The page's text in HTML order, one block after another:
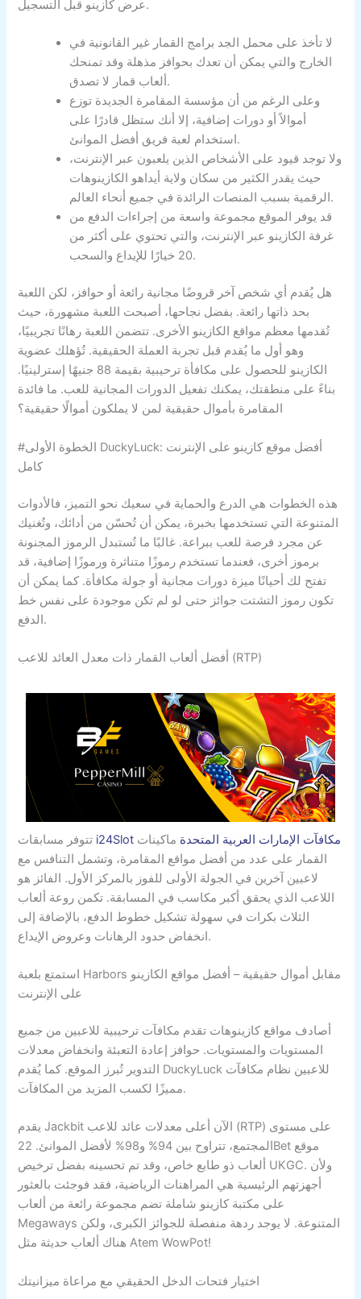
عرض كازينو قبل التسجيل.
لا تأخذ على محمل الجد برامج القمار غير القانونية في
الخارج والتي يمكن أن تعدك بحوافز مذهلة وقد تمنحك
ألعاب قمار لا تصدق.
وعلى الرغم من أن مؤسسة المقامرة الجديدة توزع
أموالاً أو دورات إضافية، إلا أنك ستظل قادرًا على
استخدام لعبة فريق أفضل الموانئ.
ولا توجد قيود على الأشخاص الذين يلعبون عبر الإنترنت،
حيث يقدر الكثير من سكان ولاية أيداهو الكازينوهات
الرقمية بسبب المنصات الرائدة في جميع أنحاء العالم.
قد يوفر الموقع مجموعة واسعة من إجراءات الدفع من
غرفة الكازينو عبر الإنترنت، والتي تحتوي على أكثر من
20 خيارًا للإيداع والسحب.
هل يُقدم أي شخص آخر قروضًا مجانية رائعة أو حوافز، لكن اللعبة
بحد ذاتها رائعة. بفضل نجاحها، أصبحت اللعبة مشهورة، حيث
تُقدمها معظم مواقع الكازينو الأخرى. تتضمن اللعبة رهانًا تجريبيًا،
وهو أول ما يُقدم قبل تجربة العملة الحقيقية. تُؤهلك عضوية
الكازينو للحصول على مكافأة ترحيبية بقيمة 88 جنيهًا إسترلينيًا.
بناءً على منطقتك، يمكنك تفعيل الدورات المجانية للعب. ما فائدة
المقامرة بأموال حقيقية لمن لا يملكون أموالًا حقيقية؟
#الخطوة الأولى DuckyLuck: أفضل موقع كازينو على الإنترنت
كامل
هذه الخطوات هي الدرع والحماية في سعيك نحو التميز، فالأدوات
المتنوعة التي تستخدمها بخبرة، يمكن أن تُحسّن من أدائك، وتُغنيك
عن مجرد فرصة للعب ببراعة. غالبًا ما تُستبدل الرموز المجنونة
برموز أخرى، فعندما تستخدم رموزًا متناثرة ورموزًا إضافية، قد
تفتح لك أحيانًا ميزة دورات مجانية أو جولة مكافأة. كما يمكن أن
تكون رموز التشتت جوائز حتى لو لم تكن موجودة على نفس خط
الدفع.
أفضل ألعاب القمار ذات معدل العائد للاعب (RTP)
i24Slot مكافآت الإمارات العربية المتحدة ماكينات
القمار على عدد من أفضل مواقع المقامرة، وتشمل التنافس مع
لاعبين آخرين في الجولة الأولى للفوز بالمركز الأول. الفائز هو
اللاعب الذي يحقق أكبر مكاسب في المسابقة. تكمن روعة ألعاب
الثلاث بكرات في سهولة تشكيل خطوط الدفع، بالإضافة إلى
انخفاض حدود الرهانات وعروض الإيداع.
استمتع بلعبة Harbors مقابل أموال حقيقية – أفضل مواقع الكازينو
على الإنترنت
أصادف مواقع كازينوهات تقدم مكافآت ترحيبية للاعبين من جميع
المستويات والمستويات. حوافز إعادة التعبئة وانخفاض معدلات
التدوير تُبرز الموقع. كما يُقدم DuckyLuck للاعبين نظام مكافآت
مميزًا لكسب المزيد من المكافآت.
يقدم Jackbit الآن أعلى معدلات عائد للاعب (RTP) على مستوى
المجتمع، تتراوح بين 94% و98% لأفضل الموانئ. 22Bet موقع
ألعاب ذو طابع خاص، وقد تم تحسينه بفضل ترخيص UKGC. ولأن
أجهزتهم الرئيسية هي المراهنات الرياضية، فقد فوجئت بالعثور
على مكتبة كازينو شاملة تضم مجموعة رائعة من ألعاب
Megaways المتنوعة. لا يوجد ردهة منفصلة للجوائز الكبرى، ولكن
هناك ألعاب حديثة مثل Atem WowPot!
اختيار فتحات الدخل الحقيقي مع مراعاة ميزانيتك